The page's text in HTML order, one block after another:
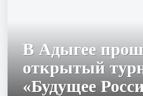
В Адыгее
открытый
«Будущее